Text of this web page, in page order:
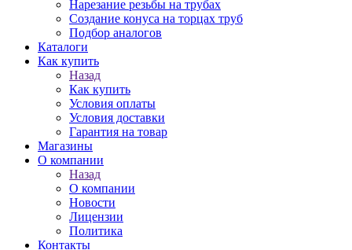
Нарезание резьбы на трубах
Создание конуса на торцах труб
Подбор аналогов
Каталоги
Как купить
Назад
Как купить
Условия оплаты
Условия доставки
Гарантия на товар
Магазины
О компании
Назад
О компании
Новости
Лицензии
Политика
Контакты